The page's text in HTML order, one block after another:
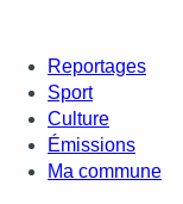
Reportages
Sport
Culture
Émissions
Ma commune